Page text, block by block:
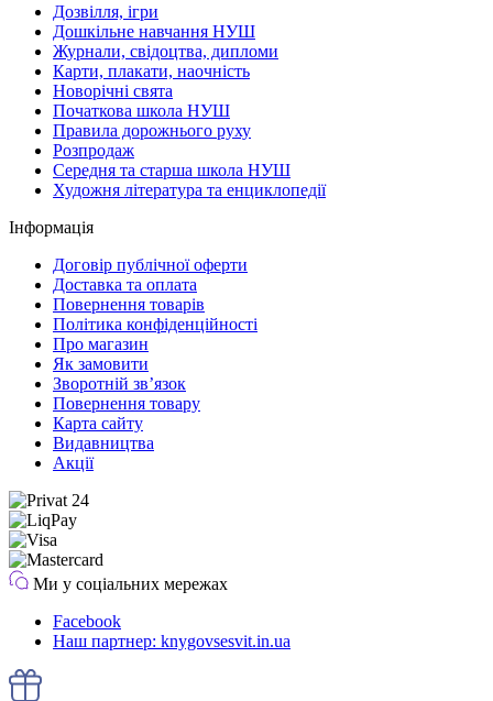
Дозвілля, ігри
Дошкільне навчання НУШ
Журнали, свідоцтва, дипломи
Карти, плакати, наочність
Новорічні свята
Початкова школа НУШ
Правила дорожнього руху
Розпродаж
Середня та старша школа НУШ
Художня література та енциклопедії
Інформація
Договір публічної оферти
Доставка та оплата
Повернення товарів
Політика конфіденційності
Про магазин
Як замовити
Зворотній зв’язок
Повернення товару
Карта сайту
Видавництва
Акції
Ми у соціальних мережах
Facebook
Наш партнер: knygovsesvit.in.ua